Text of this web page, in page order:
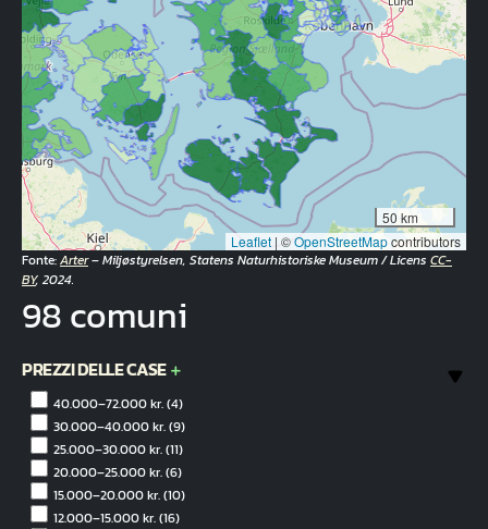
PREZZI DELLE CASE
40.000–72.000 kr.(4)
30.000–40.000 kr.(9)
25.000–30.000 kr.(11)
20.000–25.000 kr.(6)
15.000–20.000 kr.(10)
12.000–15.000 kr.(16)
50 km
Leaflet | ©OpenStreetMapcontributors
Fonte:Arter– Miljøstyrelsen, Statens Naturhistoriske Museum / Licens CC-
BY, 2024.
98 comuni